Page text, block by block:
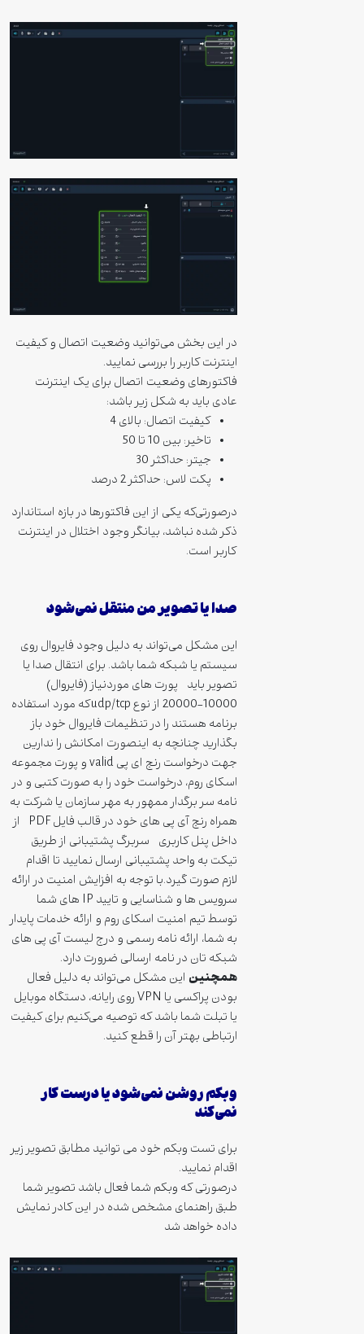
در این بخش می‌توانید وضعیت اتصال و کیفیت
اینترنت کاربر را بررسی نمایید.
فاکتورهای وضعیت اتصال برای یک اینترنت
عادی باید به شکل زیر باشد:
کیفیت اتصال: بالای 4
تاخیر: بین 10 تا 50
جیتر: حداکثر 30
پکت لاس: حداکثر 2 درصد
درصورتی‌که یکی از این فاکتورها در بازه استاندارد
ذکر شده نباشد، بیانگر وجود اختلال در اینترنت
کاربر است.
صدا یا تصویر من منتقل نمی‌شود
این مشکل می‌تواند به دلیل وجود فایروال روی
سیستم یا شبکه شما باشد. برای انتقال صدا یا
تصویر باید پورت های موردنیاز (فایروال)
10000-20000 از نوع udp/tcpکه مورد استفاده
برنامه هستند را در تنظیمات فایروال خود باز
بگذارید چنانچه به اینصورت امکانش را ندارین
جهت درخواست رنج ای پی valid و پورت مجموعه
اسکای روم، درخواست خود را به صورت کتبی و در
نامه سر برگدار ممهور به مهر سازمان یا شرکت به
همراه رنج آی پی های خود در قالب فایل PDF از
داخل پنل کاربری سربرگ پشتیبانی از طریق
تیکت به واحد پشتیبانی ارسال نمایید تا اقدام
لازم صورت گیرد.با توجه به افزایش امنیت در ارائه
سرویس ها و شناسایی و تایید IP های شما
توسط تیم امنیت اسکای روم و ارائه خدمات پایدار
به شما، ارائه نامه رسمی و درج لیست آی پی های
شبکه تان در نامه ارسالی ضرورت دارد.
همچنین این مشکل می‌تواند به دلیل فعال
بودن پراکسی یا VPN روی رایانه، دستگاه موبایل
یا تبلت شما باشد که توصیه می‌کنیم برای کیفیت
ارتباطی بهتر آن را قطع کنید.
وبکم روشن نمی‌شود یا درست کار
نمی‌کند
برای تست وبکم خود می توانید مطابق تصویر زیر
اقدام نمایید.
درصورتی که وبکم شما فعال باشد تصویر شما
طبق راهنمای مشخص شده در این کادر نمایش
داده خواهد شد